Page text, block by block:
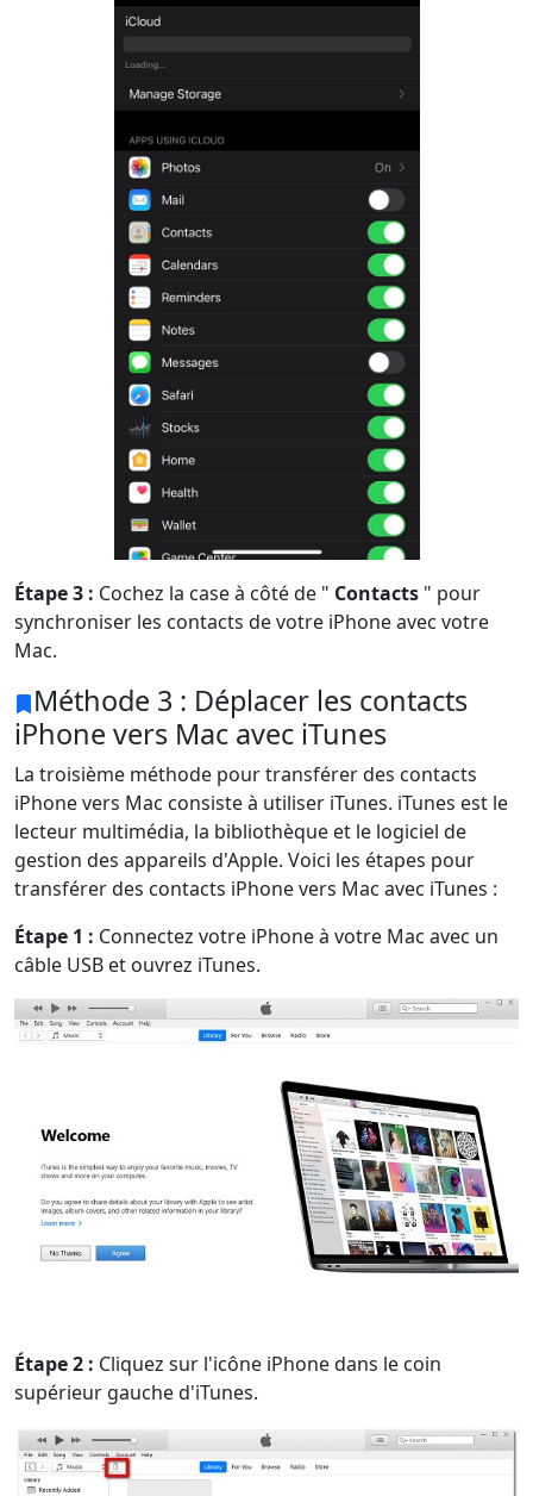
Étape 3 : Cochez la case à côté de " Contacts " pour
synchroniser les contacts de votre iPhone avec votre
Mac.
Méthode 3 : Déplacer les contacts
iPhone vers Mac avec iTunes
La troisième méthode pour transférer des contacts
iPhone vers Mac consiste à utiliser iTunes. iTunes est le
lecteur multimédia, la bibliothèque et le logiciel de
gestion des appareils d'Apple. Voici les étapes pour
transférer des contacts iPhone vers Mac avec iTunes :
Étape 1 : Connectez votre iPhone à votre Mac avec un
câble USB et ouvrez iTunes.
Étape 2 : Cliquez sur l'icône iPhone dans le coin
supérieur gauche d'iTunes.
English Nederlands
日本
Español
Português
Suomalainen
Svenska
Dansk
Ελληνικά
Türk
русский
हिंदी
தமிழ்
Bahasa Melayu
한국어
Gaeilge
繁體中文